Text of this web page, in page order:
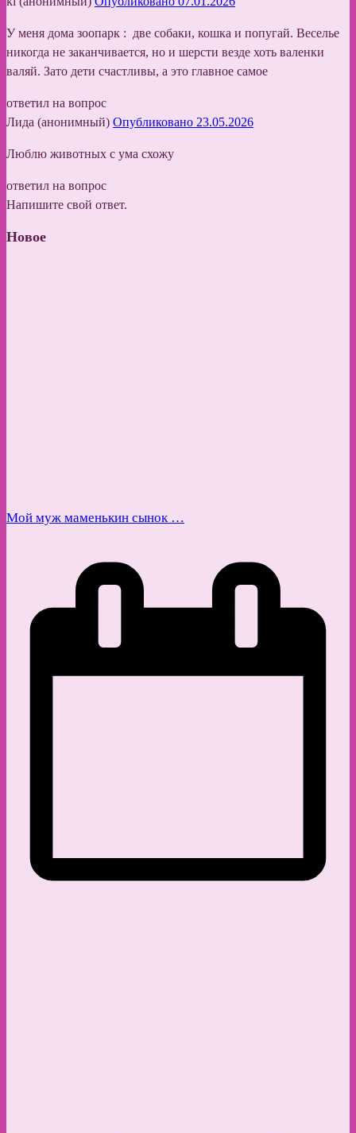
У меня дома зоопарк : две собаки, кошка и попугай. Веселье
никогда не заканчивается, но и шерсти везде хоть валенки
валяй. Зато дети счастливы, а это главное самое
ответил на вопрос
Лида (анонимный) Опубликовано 23.05.2026
Люблю животных с ума схожу
ответил на вопрос
Напишите свой ответ.
Новое
Мой муж маменькин сынок …